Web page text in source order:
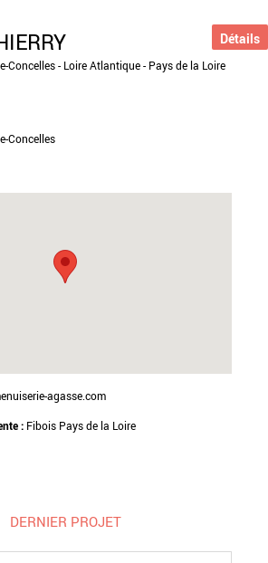
Concelles - Loire Atlantique - Pays de la Loire
Concelles
agasse.com
: Fibois Pays de la Loire
DERNIER PROJET
Détails